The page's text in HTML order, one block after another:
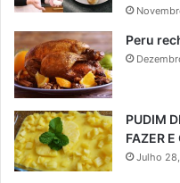
Peru
PUDIM
FAZER
Julho